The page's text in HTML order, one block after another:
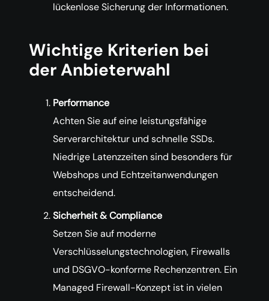
lückenlose Sicherung der Informationen.
Wichtige Kriterien bei
der Anbieterwahl
Performance
Achten Sie auf eine leistungsfähige
Serverarchitektur und schnelle SSDs.
Niedrige Latenzzeiten sind besonders für
Webshops und Echtzeitanwendungen
entscheidend.
Sicherheit & Compliance
Setzen Sie auf moderne
Verschlüsselungstechnologien, Firewalls
und DSGVO-konforme Rechenzentren. Ein
Managed Firewall-Konzept ist in vielen